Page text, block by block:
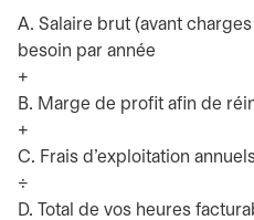
A. Salaire brut (avant
besoin par année
+
B. Marge de profit afin de
+
C. Frais d’exploitation
÷
D. Total de vos heures